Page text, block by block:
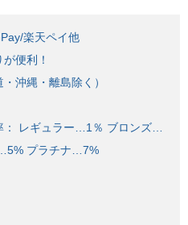
楽天ペイ他
便利！
沖縄・離島除く）
： レギュラー…1％ ブロンズ…
プラチナ…7%